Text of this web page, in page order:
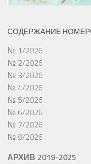
СОДЕРЖАНИЕ
№ 1/2026
№ 2/2026
№ 3/2026
№ 4/2026
№ 5/2026
№ 6/2026
№ 7/2026
№ 8/2026
АРХИВ 2019-2025